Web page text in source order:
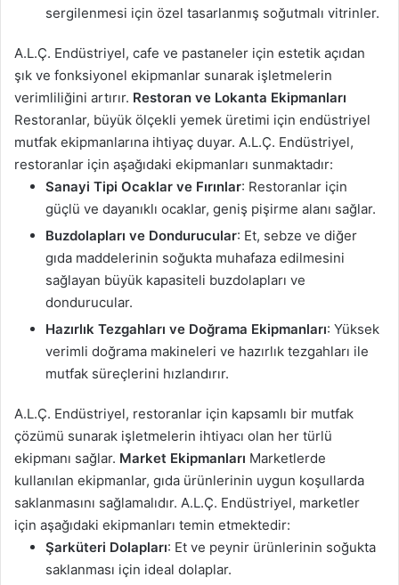
sergilenmesi için özel tasarlanmış soğutmalı vitrinler.
A.L.Ç. Endüstriyel, cafe ve pastaneler için estetik açıdan
şık ve fonksiyonel ekipmanlar sunarak işletmelerin
verimliliğini artırır. Restoran ve Lokanta Ekipmanları
Restoranlar, büyük ölçekli yemek üretimi için endüstriyel
mutfak ekipmanlarına ihtiyaç duyar. A.L.Ç. Endüstriyel,
restoranlar için aşağıdaki ekipmanları sunmaktadır:
Sanayi Tipi Ocaklar ve Fırınlar: Restoranlar için
güçlü ve dayanıklı ocaklar, geniş pişirme alanı sağlar.
Buzdolapları ve Dondurucular: Et, sebze ve diğer
gıda maddelerinin soğukta muhafaza edilmesini
sağlayan büyük kapasiteli buzdolapları ve
dondurucular.
Hazırlık Tezgahları ve Doğrama Ekipmanları: Yüksek
verimli doğrama makineleri ve hazırlık tezgahları ile
mutfak süreçlerini hızlandırır.
A.L.Ç. Endüstriyel, restoranlar için kapsamlı bir mutfak
çözümü sunarak işletmelerin ihtiyacı olan her türlü
ekipmanı sağlar. Market Ekipmanları Marketlerde
kullanılan ekipmanlar, gıda ürünlerinin uygun koşullarda
saklanmasını sağlamalıdır. A.L.Ç. Endüstriyel, marketler
için aşağıdaki ekipmanları temin etmektedir:
Şarküteri Dolapları: Et ve peynir ürünlerinin soğukta
saklanması için ideal dolaplar.